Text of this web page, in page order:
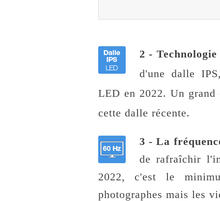
2 -
d'une dalle
LED en 2022. Un grand
cette dalle récente.
3 - La
de rafraîchir
2022, c'est le
photographes mais les